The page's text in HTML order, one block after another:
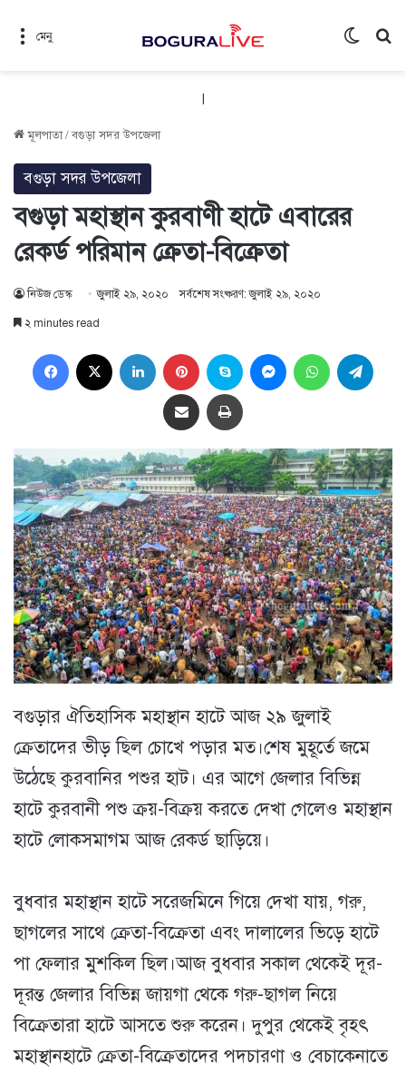
মেনু
|
মূলপাতা/বগুড়া সদর উপজেলা
বগুড়া সদর উপজেলা
বগুড়া মহাস্থান কুরবাণী হাটে এবারের
রেকর্ড পরিমান ক্রেতা-বিক্রেতা
নিউজ ডেস্ক জুলাই ২৯, ২০২০ সর্বশেষ সংষ্করণ: জুলাই ২৯, ২০২০
২ minutes read
Facebook LinkedIn Pinterest Skype MessengerWhatsApp
Share via Email প্রিন্ট
বগুড়ার ঐতিহাসিক মহাস্থান হাটে আজ ২৯ জুলাই
ক্রেতাদের ভীড় ছিল চোখে পড়ার মত।শেষ মুহূর্তে জমে
উঠেছে কুরবানির পশুর হাট। এর আগে জেলার বিভিন্ন
হাটে কুরবানী পশু ক্রয়-বিক্রয় করতে দেখা গেলেও মহাস্থান
হাটে লোকসমাগম আজ রেকর্ড ছাড়িয়ে।
বুধবার মহাস্থান হাটে সরেজমিনে গিয়ে দেখা যায়, গরু,
ছাগলের সাথে ক্রেতা-বিক্রেতা এবং দালালের ভিড়ে হাটে
পা ফেলার মুশকিল ছিল।আজ বুধবার সকাল থেকেই দূর-
দূরন্ত জেলার বিভিন্ন জায়গা থেকে গরু-ছাগল নিয়ে
বিক্রেতারা হাটে আসতে শুরু করেন। দুপুর থেকেই বৃহৎ
মহাস্থানহাটে ক্রেতা-বিক্রেতাদের পদচারণা ও বেচাকেনাতে